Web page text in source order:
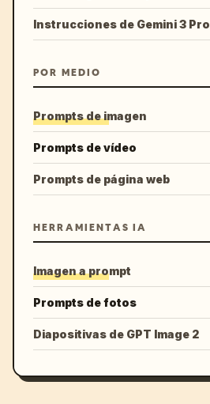
Instrucciones de Gemini 3 Pro
POR MEDIO
Prompts de imagen
Prompts de vídeo
Prompts de página web
HERRAMIENTAS IA
Imagen a prompt
Prompts de fotos
Diapositivas de GPT Image 2